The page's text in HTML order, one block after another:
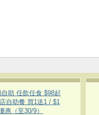
助 任飲任食 $98起
自助餐 買1送1 / $1
惠（至30/9）